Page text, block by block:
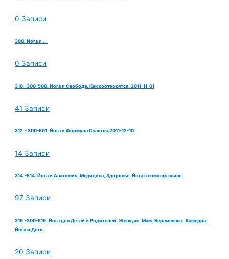
0 Записи
300. Йога и ...
0 Записи
310.-300-500. Йога и Свобода. Как соотносятся. 2011-11-01
41 Записи
312.- 300-501. Йога и Формула Счастья.2011-12-10
14 Записи
314.-514. Йога и Анатомия, Медицина, Здоровье. Йога в помощь спине.
97 Записи
319.-300-519. Йога для Детей и Родителей. Женщин. Мам. Беременных. Кафедра
Йога и Дети.
20 Записи